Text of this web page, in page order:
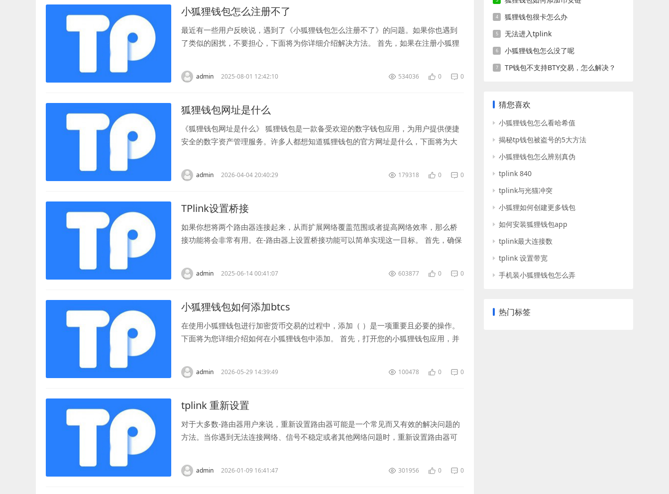
小狐狸钱包怎么注册不了
最近有一些用户反映说，遇到了《小狐狸钱包怎么注册不了》的问题。如果你也遇到
了类似的困扰，不要担心，下面将为你详细介绍解决方法。 首先，如果在注册小狐狸
admin 2025-08-01 12:42:10 534036 0 0
狐狸钱包网址是什么
《狐狸钱包网址是什么》 狐狸钱包是一款备受欢迎的数字钱包应用，为用户提供便捷
安全的数字资产管理服务。许多人都想知道狐狸钱包的官方网址是什么，下面将为大
admin 2026-04-04 20:40:29 179318 0 0
TPlink设置桥接
如果你想将两个路由器连接起来，从而扩展网络覆盖范围或者提高网络效率，那么桥
接功能将会非常有用。在-路由器上设置桥接功能可以简单实现这一目标。 首先，确保
admin 2025-06-14 00:41:07 603877 0 0
小狐狸钱包如何添加btcs
在使用小狐狸钱包进行加密货币交易的过程中，添加（ ）是一项重要且必要的操作。
下面将为您详细介绍如何在小狐狸钱包中添加。 首先，打开您的小狐狸钱包应用，并
admin 2026-05-29 14:39:49 100478 0 0
tplink 重新设置
对于大多数-路由器用户来说，重新设置路由器可能是一个常见而又有效的解决问题的
方法。当你遇到无法连接网络、信号不稳定或者其他网络问题时，重新设置路由器可
admin 2026-01-09 16:41:47 301956 0 0
狐狸钱包很卡怎么办
无法进入tplink
小狐狸钱包怎么没了呢
TP钱包不支持BTY交易，怎么解决？
猜您喜欢
小狐狸钱包怎么看哈希值
揭秘tp钱包被盗号的5大方法
小狐狸钱包怎么辨别真伪
tplink 840
tplink与光猫冲突
小狐狸如何创建更多钱包
如何安装狐狸钱包app
tplink最大连接数
tplink 设置带宽
手机装小狐狸钱包怎么弄
热门标签